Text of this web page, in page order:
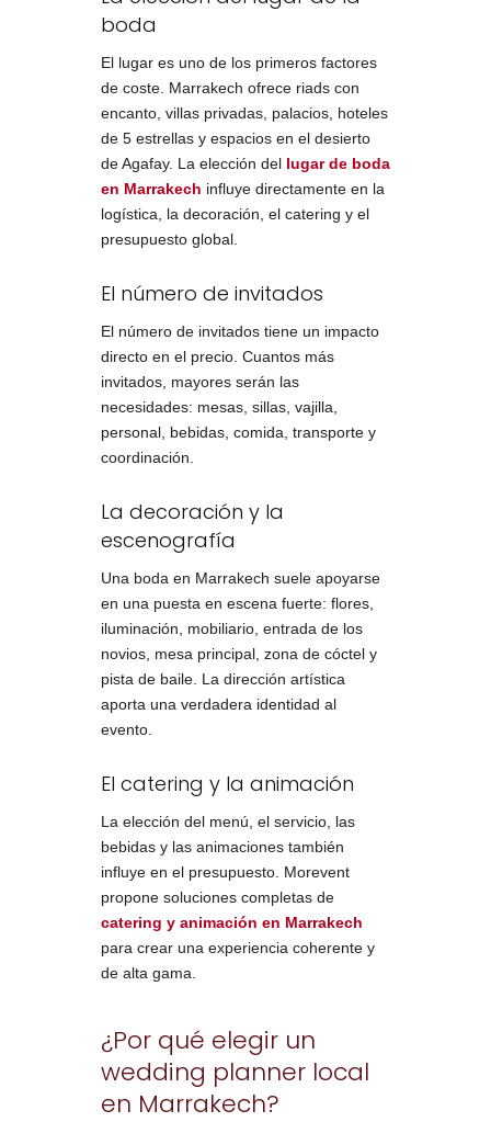
boda
El lugar es uno de los primeros factores
de coste. Marrakech ofrece riads con
encanto, villas privadas, palacios, hoteles
de 5 estrellas y espacios en el desierto
de Agafay. La elección del lugar de boda
en Marrakech influye directamente en la
logística, la decoración, el catering y el
presupuesto global.
El número de invitados
El número de invitados tiene un impacto
directo en el precio. Cuantos más
invitados, mayores serán las
necesidades: mesas, sillas, vajilla,
personal, bebidas, comida, transporte y
coordinación.
La decoración y la
escenografía
Una boda en Marrakech suele apoyarse
en una puesta en escena fuerte: flores,
iluminación, mobiliario, entrada de los
novios, mesa principal, zona de cóctel y
pista de baile. La dirección artística
aporta una verdadera identidad al
evento.
El catering y la animación
La elección del menú, el servicio, las
bebidas y las animaciones también
influye en el presupuesto. Morevent
propone soluciones completas de
catering y animación en Marrakech
para crear una experiencia coherente y
de alta gama.
¿Por qué elegir un
wedding planner local
en Marrakech?